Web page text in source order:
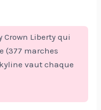
Crown Liberty qui
(377 marches
vaut chaque